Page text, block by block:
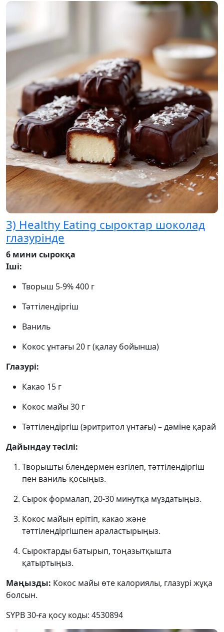
3) Healthy Eating сыроктар шоколад
глазурінде
6 мини сырокқа
Іші:
Творыш 5-9% 400 г
Тәттілендіргіш
Ваниль
Кокос ұнтағы 20 г (қалау бойынша)
Глазурі:
Какао 15 г
Кокос майы 30 г
Тәттілендіргіш (эритритол ұнтағы) – дәміне қарай
Дайындау тәсілі:
Творышты блендермен езгілеп, тәттілендіргіш
пен ваниль қосыңыз.
Сырок формалап, 20-30 минутқа мұздатыңыз.
Кокос майын ерітіп, какао және
тәттілендіргішпен араластырыңыз.
Сыроктарды батырып, тоңазытқышта
қатыртыңыз.
Маңызды: Кокос майы өте калориялы, глазурі жұқа
болсын.
SYPB 30-ға қосу коды: 4530894